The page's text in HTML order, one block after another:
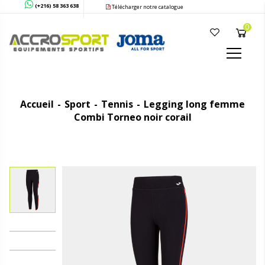
(+216) 58 363 638 Télécharger notre catalogue
0
Accueil Sport Tennis
Legging long femme
Combi Torneo noir corail